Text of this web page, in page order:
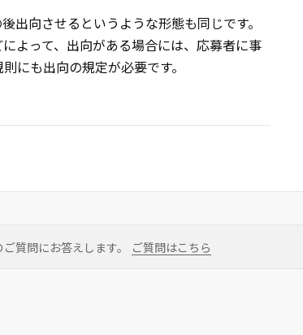
出向させるというような形態も同じです。
よって、出向がある場合には、応募者に事
にも出向の規定が必要です。
質問にお答えします。 ご質問はこちら